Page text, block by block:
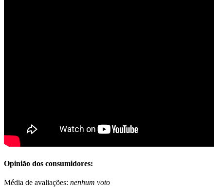
Opinião dos consumidores:
Média de avaliações: nenhum voto